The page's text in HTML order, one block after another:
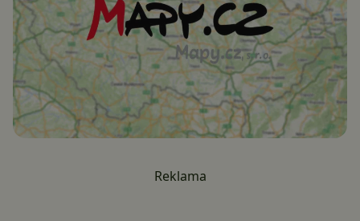
Reklama